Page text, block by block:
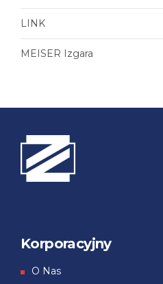
LINK
MEISER Izgara
Korporacyjny
О Nas